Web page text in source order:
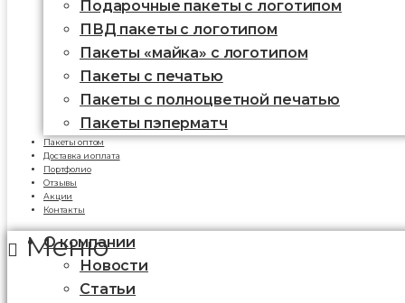
Подарочные пакеты с логотипом
ПВД пакеты с логотипом
Пакеты «майка» с логотипом
Пакеты c печатью
Пакеты с полноцветной печатью
Пакеты пэперматч
Пакеты оптом
Доставка и оплата
Портфолио
Отзывы
Акции
Контакты
Меню
О компании
Новости
Статьи